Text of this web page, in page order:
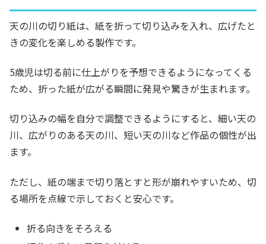
天の川の切り紙は、紙を折って切り込みを入れ、広げたと
きの変化を楽しめる製作です。
5歳児は切る前に仕上がりを予想できるようになってくる
ため、折った紙が広がる瞬間に発見や驚きが生まれます。
切り込みの幅を自分で調整できるようにすると、細い天の
川、広がりのある天の川、短い天の川など作品の個性が出
ます。
ただし、紙の端まで切り落とすと形が崩れやすいため、切
る場所を点線で示しておくと安心です。
折る向きをそろえる